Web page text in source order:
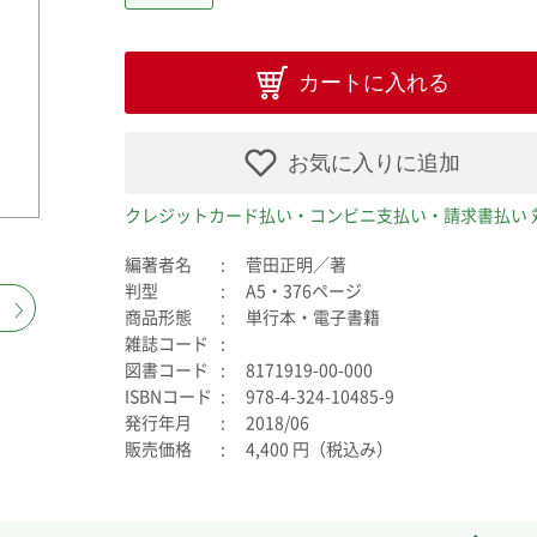
カートに入れる
お気に入りに追加
クレジットカード払い・コンビニ支払い・請求書払い
編著者名
菅田正明／著
判型
A5・376ページ
商品形態
単行本・電子書籍
雑誌コード
図書コード
8171919-00-000
ISBNコード
978-4-324-10485-9
発行年月
2018/06
販売価格
4,400 円（税込み）